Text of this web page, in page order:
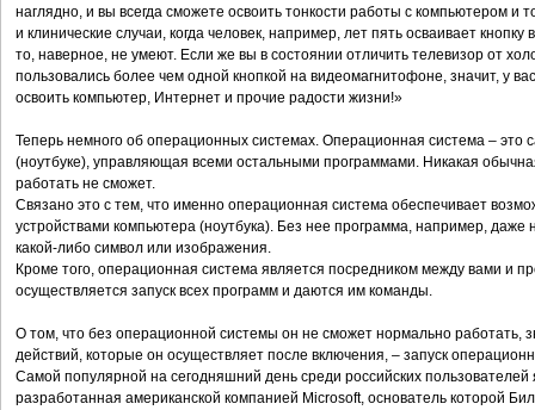
наглядно, и вы всегда сможете освоить тонкости работы с компьютером
и клинические случаи, когда человек, например, лет пять осваивает
то, наверное, не умеют. Если же вы в состоянии отличить телевизор от
пользовались более чем одной кнопкой на видеомагнитофоне, значит, у
освоить компьютер, Интернет и прочие радости жизни!»
Теперь немного об операционных системах. Операционная система – это
(ноутбуке), управляющая всеми остальными программами. Никакая
работать не сможет.
Связано это с тем, что именно операционная система обеспечивает
устройствами компьютера (ноутбука). Без нее программа, например, даже
какой-либо символ или изображения.
Кроме того, операционная система является посредником между вами и
осуществляется запуск всех программ и даются им команды.
О том, что без операционной системы он не сможет нормально работать,
действий, которые он осуществляет после включения, – запуск
Самой популярной на сегодняшний день среди российских
разработанная американской компанией Microsoft, основатель которой